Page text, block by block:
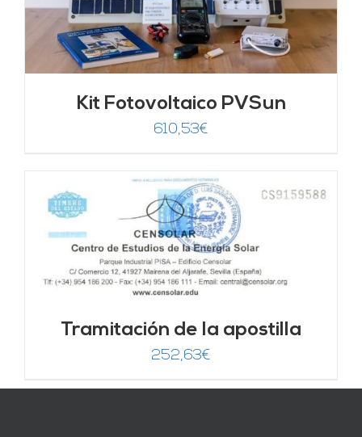
Kit Fotovoltaico PVSun
610,53€
Tramitación de la apostilla
252,63€